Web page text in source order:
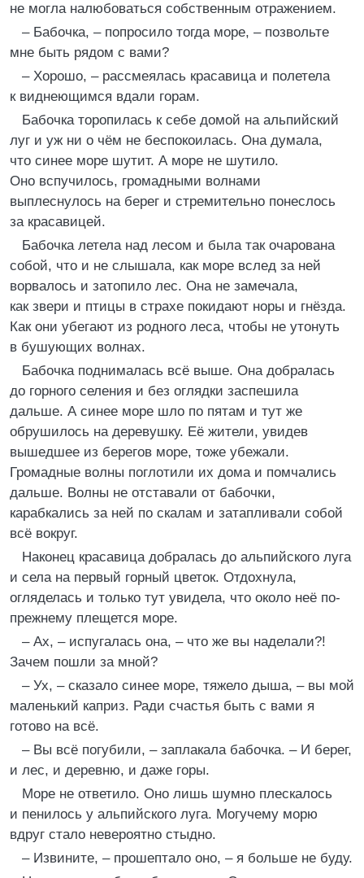
не могла налюбоваться собственным отражением.
– Бабочка, – попросило тогда море, – позвольте
мне быть рядом с вами?
– Хорошо, – рассмеялась красавица и полетела
к виднеющимся вдали горам.
Бабочка торопилась к себе домой на альпийский
луг и уж ни о чём не беспокоилась. Она думала,
что синее море шутит. А море не шутило.
Оно вспучилось, громадными волнами
выплеснулось на берег и стремительно понеслось
за красавицей.
Бабочка летела над лесом и была так очарована
собой, что и не слышала, как море вслед за ней
ворвалось и затопило лес. Она не замечала,
как звери и птицы в страхе покидают норы и гнёзда.
Как они убегают из родного леса, чтобы не утонуть
в бушующих волнах.
Бабочка поднималась всё выше. Она добралась
до горного селения и без оглядки заспешила
дальше. А синее море шло по пятам и тут же
обрушилось на деревушку. Её жители, увидев
вышедшее из берегов море, тоже убежали.
Громадные волны поглотили их дома и помчались
дальше. Волны не отставали от бабочки,
карабкались за ней по скалам и затапливали собой
всё вокруг.
Наконец красавица добралась до альпийского луга
и села на первый горный цветок. Отдохнула,
огляделась и только тут увидела, что около неё по-
прежнему плещется море.
– Ах, – испугалась она, – что же вы наделали?!
Зачем пошли за мной?
– Ух, – сказало синее море, тяжело дыша, – вы мой
маленький каприз. Ради счастья быть с вами я
готово на всё.
– Вы всё погубили, – заплакала бабочка. – И берег,
и лес, и деревню, и даже горы.
Море не ответило. Оно лишь шумно плескалось
и пенилось у альпийского луга. Могучему морю
вдруг стало невероятно стыдно.
– Извините, – прошептало оно, – я больше не буду.